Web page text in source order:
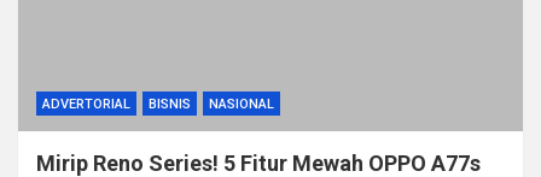
ADVERTORIAL BISNIS NASIONAL
Mirip Reno Series! 5 Fitur Mewah OPPO A77s